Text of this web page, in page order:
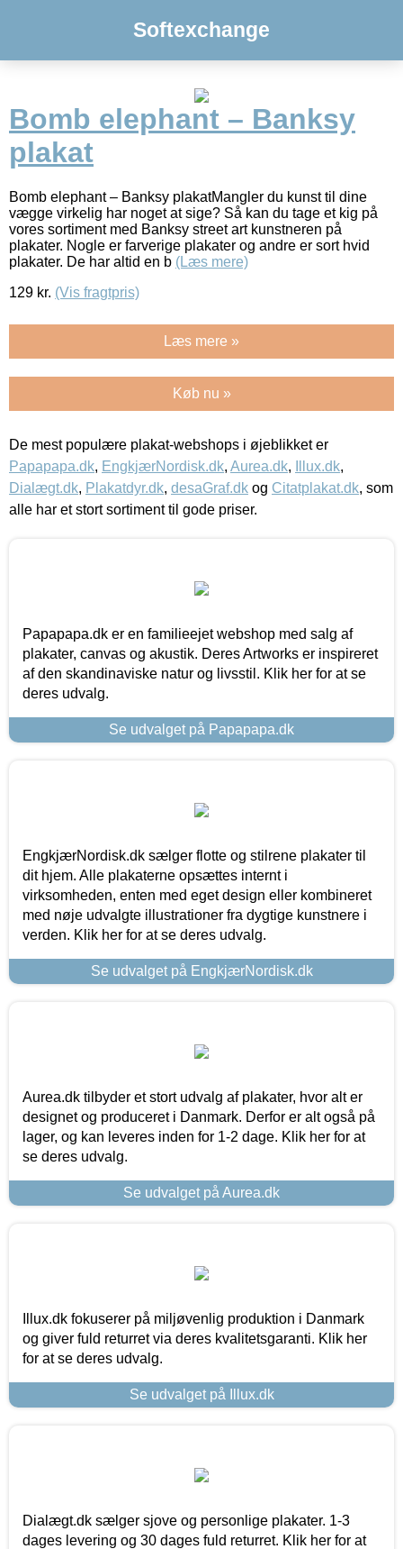
Softexchange
Bomb elephant – Banksy
plakat
Bomb elephant – Banksy plakatMangler du kunst til dine
vægge virkelig har noget at sige? Så kan du tage et kig på
vores sortiment med Banksy street art kunstneren på
plakater. Nogle er farverige plakater og andre er sort hvid
plakater. De har altid en b (Læs mere)
129 kr. (Vis fragtpris)
Læs mere »
Køb nu »
De mest populære plakat-webshops i øjeblikket er
Papapapa.dk, EngkjærNordisk.dk, Aurea.dk, Illux.dk,
Dialægt.dk, Plakatdyr.dk, desaGraf.dk og Citatplakat.dk, som
alle har et stort sortiment til gode priser.
Papapapa.dk er en familieejet webshop med salg af
plakater, canvas og akustik. Deres Artworks er inspireret
af den skandinaviske natur og livsstil. Klik her for at se
deres udvalg.
Se udvalget på Papapapa.dk
EngkjærNordisk.dk sælger flotte og stilrene plakater til
dit hjem. Alle plakaterne opsættes internt i
virksomheden, enten med eget design eller kombineret
med nøje udvalgte illustrationer fra dygtige kunstnere i
verden. Klik her for at se deres udvalg.
Se udvalget på EngkjærNordisk.dk
Aurea.dk tilbyder et stort udvalg af plakater, hvor alt er
designet og produceret i Danmark. Derfor er alt også på
lager, og kan leveres inden for 1-2 dage. Klik her for at
se deres udvalg.
Se udvalget på Aurea.dk
Illux.dk fokuserer på miljøvenlig produktion i Danmark
og giver fuld returret via deres kvalitetsgaranti. Klik her
for at se deres udvalg.
Se udvalget på Illux.dk
Dialægt.dk sælger sjove og personlige plakater. 1-3
dages levering og 30 dages fuld returret. Klik her for at